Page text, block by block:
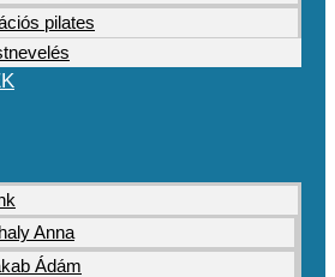
pilates
Anna
Ádám